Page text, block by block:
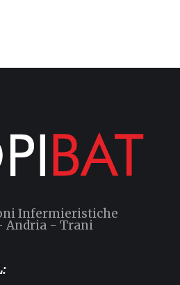
Infermieristiche
Andria - Trani